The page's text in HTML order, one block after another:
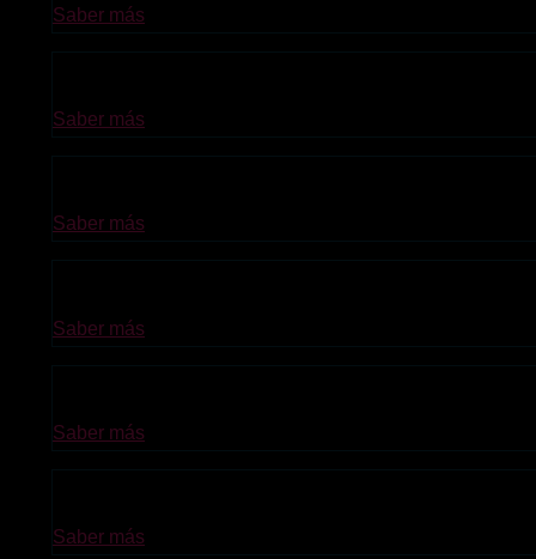
Saber más
Saber más
Saber más
Saber más
Saber más
Saber más